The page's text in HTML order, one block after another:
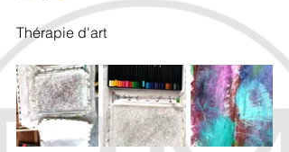
Thérapie d'art